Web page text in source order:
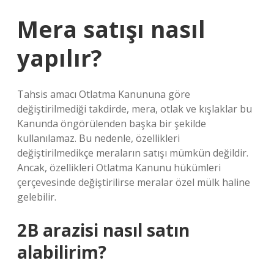
Mera satışı nasıl
yapılır?
Tahsis amacı Otlatma Kanununa göre
değiştirilmediği takdirde, mera, otlak ve kışlaklar bu
Kanunda öngörülenden başka bir şekilde
kullanılamaz. Bu nedenle, özellikleri
değiştirilmedikçe meraların satışı mümkün değildir.
Ancak, özellikleri Otlatma Kanunu hükümleri
çerçevesinde değiştirilirse meralar özel mülk haline
gelebilir.
2B arazisi nasıl satın
alabilirim?